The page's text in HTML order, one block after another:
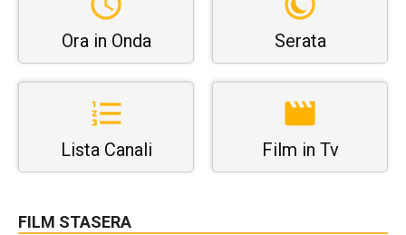
Ora in Onda Serata
Lista Canali Film in Tv
FILM STASERA